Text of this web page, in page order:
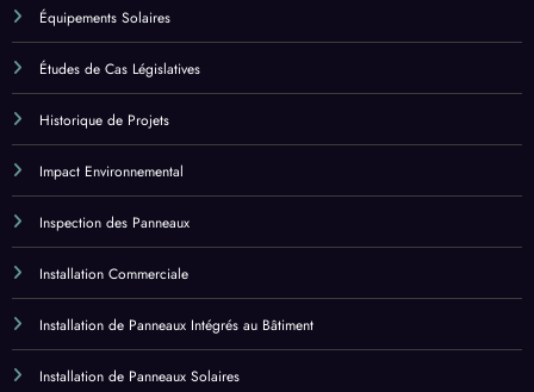
Équipements Solaires
Études de Cas Législatives
Historique de Projets
Impact Environnemental
Inspection des Panneaux
Installation Commerciale
Installation de Panneaux Intégrés au Bâtiment
Installation de Panneaux Solaires